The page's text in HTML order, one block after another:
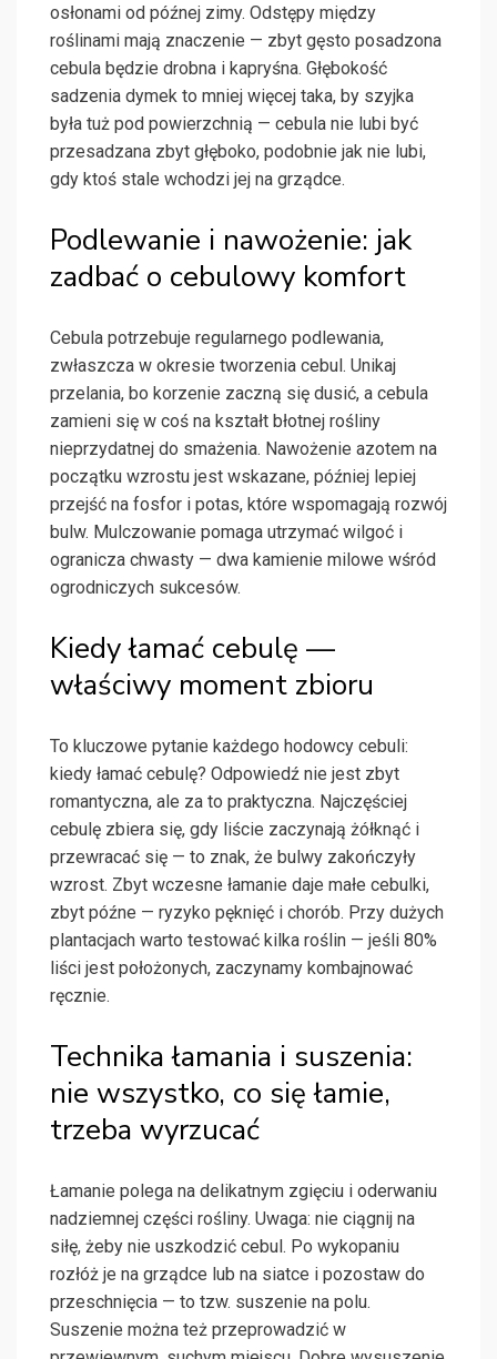
osłonami od późnej zimy. Odstępy między
roślinami mają znaczenie — zbyt gęsto posadzona
cebula będzie drobna i kapryśna. Głębokość
sadzenia dymek to mniej więcej taka, by szyjka
była tuż pod powierzchnią — cebula nie lubi być
przesadzana zbyt głęboko, podobnie jak nie lubi,
gdy ktoś stale wchodzi jej na grządce.
Podlewanie i nawożenie: jak
zadbać o cebulowy komfort
Cebula potrzebuje regularnego podlewania,
zwłaszcza w okresie tworzenia cebul. Unikaj
przelania, bo korzenie zaczną się dusić, a cebula
zamieni się w coś na kształt błotnej rośliny
nieprzydatnej do smażenia. Nawożenie azotem na
początku wzrostu jest wskazane, później lepiej
przejść na fosfor i potas, które wspomagają rozwój
bulw. Mulczowanie pomaga utrzymać wilgoć i
ogranicza chwasty — dwa kamienie milowe wśród
ogrodniczych sukcesów.
Kiedy łamać cebulę —
właściwy moment zbioru
To kluczowe pytanie każdego hodowcy cebuli:
kiedy łamać cebulę? Odpowiedź nie jest zbyt
romantyczna, ale za to praktyczna. Najczęściej
cebulę zbiera się, gdy liście zaczynają żółknąć i
przewracać się — to znak, że bulwy zakończyły
wzrost. Zbyt wczesne łamanie daje małe cebulki,
zbyt późne — ryzyko pęknięć i chorób. Przy dużych
plantacjach warto testować kilka roślin — jeśli 80%
liści jest położonych, zaczynamy kombajnować
ręcznie.
Technika łamania i suszenia:
nie wszystko, co się łamie,
trzeba wyrzucać
Łamanie polega na delikatnym zgięciu i oderwaniu
nadziemnej części rośliny. Uwaga: nie ciągnij na
siłę, żeby nie uszkodzić cebul. Po wykopaniu
rozłóż je na grządce lub na siatce i pozostaw do
przeschnięcia — to tzw. suszenie na polu.
Suszenie można też przeprowadzić w